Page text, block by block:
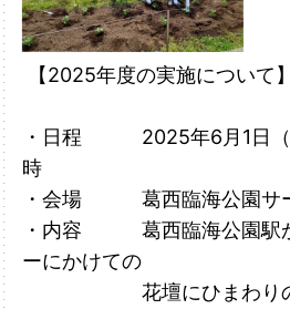
【2025年度の実施について】
・日程 2025年6月1日（
時
・会場 葛西臨海公園サ
・内容 葛西臨海公園駅か
ーにかけての
花壇にひまわりの苗